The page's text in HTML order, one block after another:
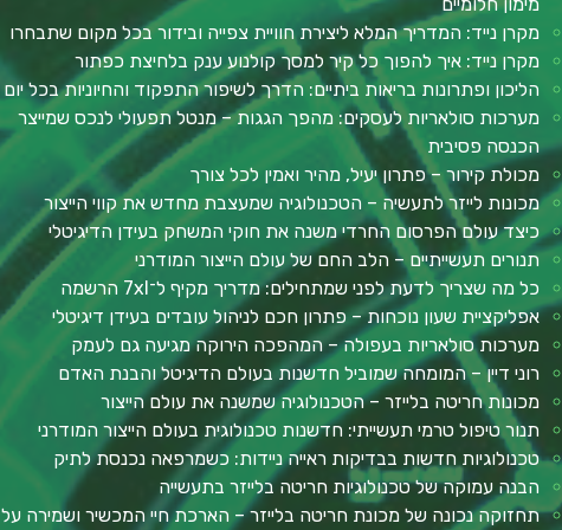
מקרן נייד: המדריך המלא ליצירת חוויית צפייה ובידור בכל מקום שתבחרו
מקרן נייד: איך להפוך כל קיר למסך קולנוע ענק בלחיצת כפתור
הליכון ופתרונות בריאות ביתיים: הדרך לשיפור התפקוד והחיוניות בכל יום
מערכות סולאריות לעסקים: מהפך הגגות – מנטל תפעולי לנכס שמייצר
הכנסה פסיבית
מכולת קירור – פתרון יעיל, מהיר ואמין לכל צורך
מכונות לייזר לתעשיה – הטכנולוגיה שמעצבת מחדש את קווי הייצור
כיצד עולם הפרסום החרדי משנה את חוקי המשחק בעידן הדיגיטלי
תנורים תעשייתיים – הלב החם של עולם הייצור המודרני
כל מה שצריך לדעת לפני שמתחילים: מדריך מקיף ל־7xl הרשמה
אפליקציית שעון נוכחות – פתרון חכם לניהול עובדים בעידן דיגיטלי
מערכות סולאריות בעפולה – המהפכה הירוקה מגיעה גם לעמק
רוני דיין – המומחה שמוביל חדשנות בעולם הדיגיטל והבנת האדם
מכונות חריטה בלייזר – הטכנולוגיה שמשנה את עולם הייצור
תנור טיפול טרמי תעשייתי: חדשנות טכנולוגית בעולם הייצור המודרני
טכנולוגיות חדשות בבדיקות ראייה ניידות: כשמרפאה נכנסת לתיק
הבנה עמוקה של טכנולוגיות חריטה בלייזר בתעשייה
תחזוקה נכונה של מכונת חריטה בלייזר – הארכת חיי המכשיר ושמירה על